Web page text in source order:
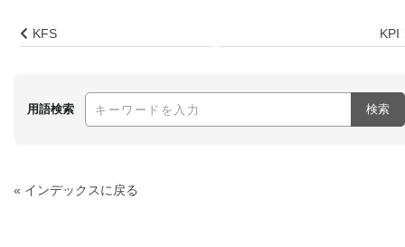
KFS KPI
用語検索 検索
« インデックスに戻る